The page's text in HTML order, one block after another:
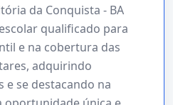
da Conquista - BA
qualificado para
e na cobertura das
adquirindo
e se destacando na